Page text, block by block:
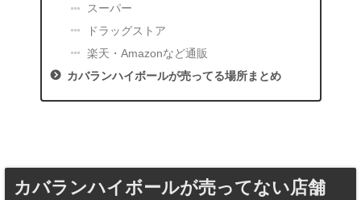
スーパー
ドラッグストア
楽天・Amazonなど通販
カバランハイボールが売ってる場所まとめ
カバランハイボールが売ってない店舗